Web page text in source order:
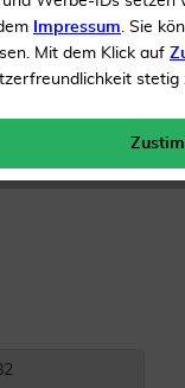
Impressum. Sie
Mit dem Klick auf
stetig